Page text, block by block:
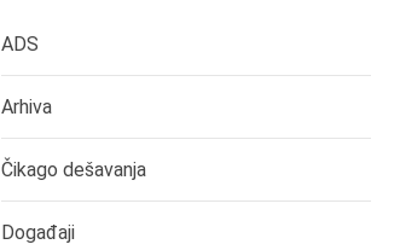
ADS
Arhiva
Čikago dešavanja
Događaji